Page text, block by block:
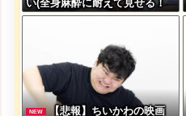
い(全身麻酔に耐えて見せる！
うおおおおおお！！！！)
NEW
【悲報】ちいかわの映画